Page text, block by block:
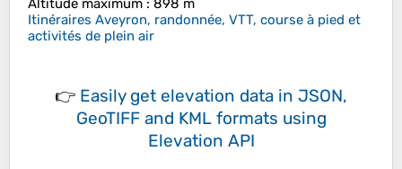
Altitude maximum : 898 m
Itinéraires Aveyron, randonnée, VTT, course à pied et
activités de plein air
👉 Easily get elevation data in JSON,
GeoTIFF and KML formats using
Elevation API